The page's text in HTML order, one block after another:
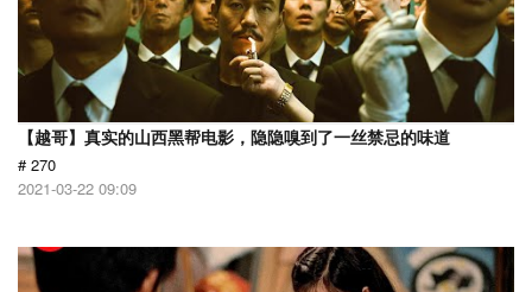
【越哥】真实的山西黑帮电影，隐隐嗅到了一丝禁忌的味道
# 270
2021-03-22 09:09